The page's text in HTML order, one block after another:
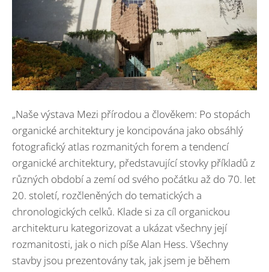
„Naše výstava Mezi přírodou a člověkem: Po stopách
organické architektury je koncipována jako obsáhlý
fotografický atlas rozmanitých forem a tendencí
organické architektury, představující stovky příkladů z
různých období a zemí od svého počátku až do 70. let
20. století, rozčleněných do tematických a
chronologických celků. Klade si za cíl organickou
architekturu kategorizovat a ukázat všechny její
rozmanitosti, jak o nich píše Alan Hess. Všechny
stavby jsou prezentovány tak, jak jsem je během